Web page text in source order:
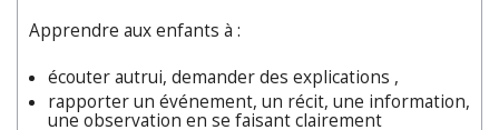
Apprendre aux enfants à :
écouter autrui, demander des explications ,
rapporter un événement, un récit, une information,
une observation en se faisant clairement